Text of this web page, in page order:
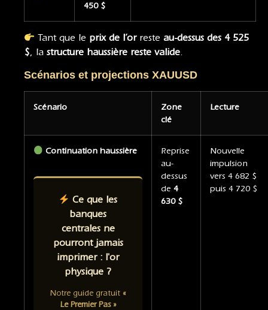
450 $
Tant que le prix de l’orresteau-dessus des 4 525
$, la structure haussière reste valide.
Scénarios et projections XAUUSD
Scénario
Zone
clé
Lecture
Continuation haussière
Ce que les
banques
centrales ne
pourront jamais
imprimer : l'or
physique ?
Notre guide gratuit «
Le Premier Pas »
Reprise
au-
dessus
de 4
630 $
Nouvelle
impulsion
vers 4 682 $
puis 4 720 $